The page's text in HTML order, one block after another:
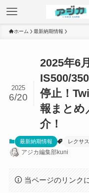
ホーム 最新納期情報
2025年6
IS500/
停止！
報まとめ
介！
2025
6/20
最新納期情報 レクサ
アジカ編集部kuni
当ページのリンク